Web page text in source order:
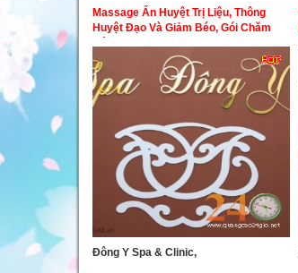
Massage Ấn Huyệt Trị Liệu, Thông
Huyệt Đạo Và Giảm Béo, Gói Chăm
Đông Y Spa & Clinic,